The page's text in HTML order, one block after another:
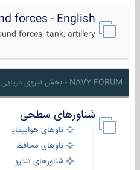
forces - English
forces, tank, artillery ...
NAVY FORUM - بخش نیروی دریایی
شناورهای سطحی
ناوهای هواپیمابر و
ناوهای محافظ
شناورهای تندرو